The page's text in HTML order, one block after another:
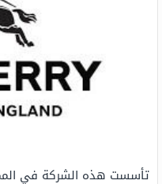
تأسست هذه الشركة في